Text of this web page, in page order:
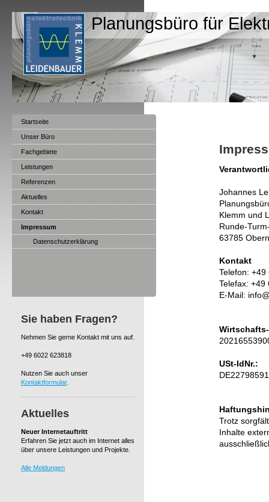
Planungsbüro für
Johannes
Klemm und
Runde-
63785
Kontakt
Telefon:
Telefax: +49
E-Mail:
USt-IdNr.:
Trotz
Inhalte
Startseite
Unser Büro
Fachgebiete
Leistungen
Referenzen
Aktuelles
Kontakt
Impressum
Datenschutzerklärung
Sie haben Fragen?
Nehmen Sie gerne Kontakt mit uns auf.
+49 6022 623818
Nutzen Sie auch unser
Kontaktformular.
Aktuelles
Neuer Internetauftritt
Erfahren Sie jetzt auch im Internet alles
über unsere Leistungen und Projekte.
Alle Meldungen